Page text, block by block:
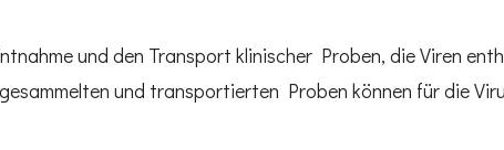
und den Transport klinischer Proben, die Viren
und transportierten Proben können für die